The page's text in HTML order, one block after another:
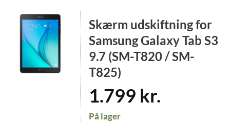
Skærm udskiftning for
Samsung Galaxy Tab S3
9.7 (SM-T820 / SM-
T825)
1.799 kr.
På lager